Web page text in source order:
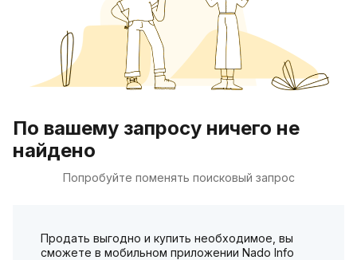
По вашему запросу ничего не
найдено
Попробуйте поменять поисковый запрос
Продать выгодно и купить необходимое, вы
сможете в мобильном приложении Nado Info